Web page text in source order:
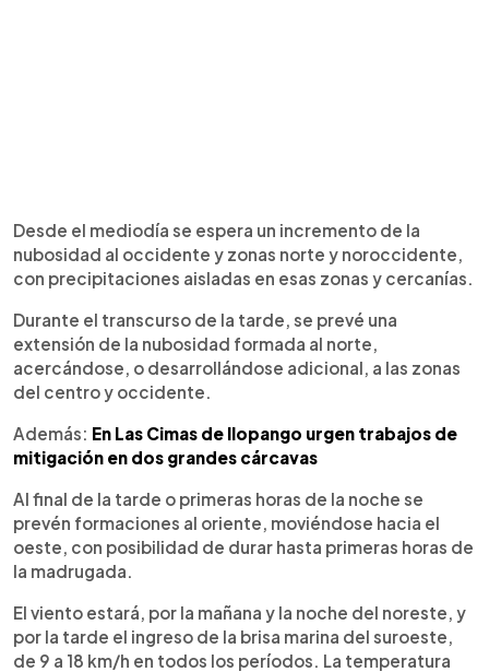
Desde el mediodía se espera un incremento de la
nubosidad al occidente y zonas norte y noroccidente,
con precipitaciones aisladas en esas zonas y cercanías.
Durante el transcurso de la tarde, se prevé una
extensión de la nubosidad formada al norte,
acercándose, o desarrollándose adicional, a las zonas
del centro y occidente.
Además: En Las Cimas de Ilopango urgen trabajos de
mitigación en dos grandes cárcavas
Al final de la tarde o primeras horas de la noche se
prevén formaciones al oriente, moviéndose hacia el
oeste, con posibilidad de durar hasta primeras horas de
la madrugada.
El viento estará, por la mañana y la noche del noreste, y
por la tarde el ingreso de la brisa marina del suroeste,
de 9 a 18 km/h en todos los períodos. La temperatura